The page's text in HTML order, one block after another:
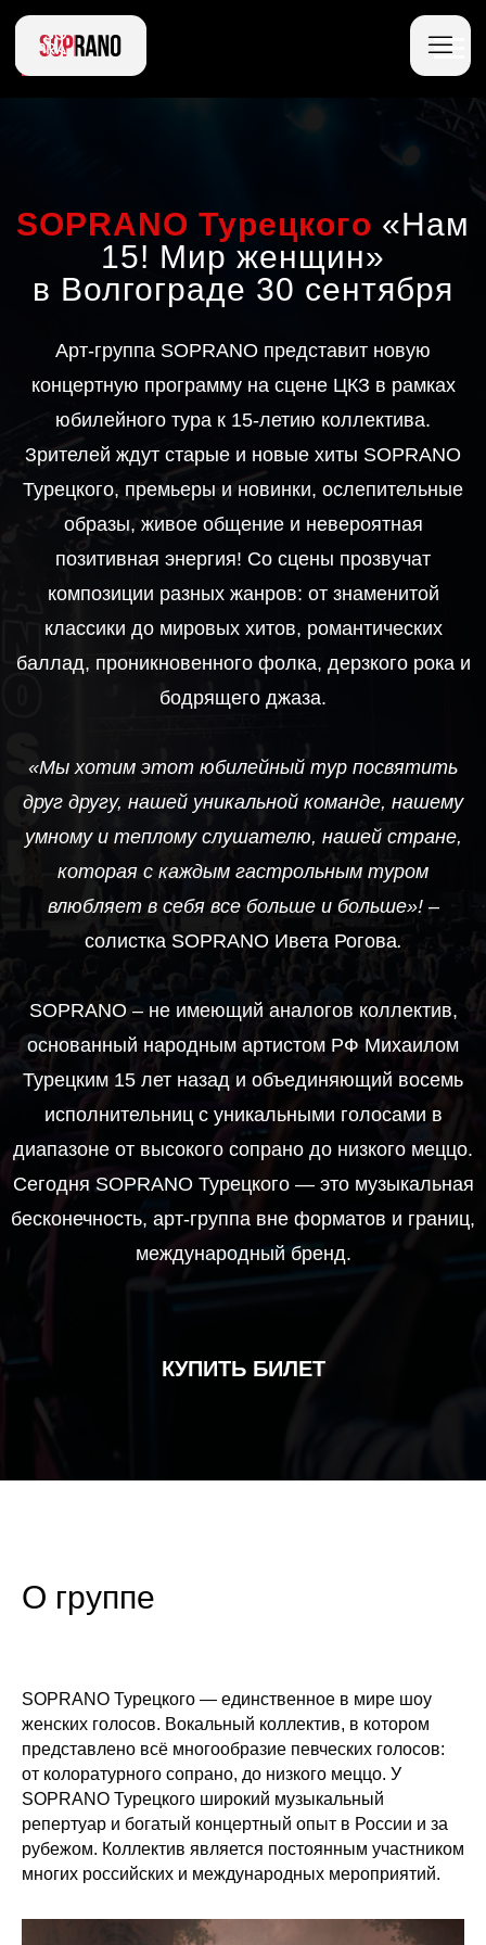
SOPRANO Турецкого «Нам
15! Мир женщин»
в Волгограде 30 сентября
Арт-группа SOPRANO представит новую
концертную программу на сцене ЦКЗ в рамках
юбилейного тура к 15-летию коллектива.
Зрителей ждут старые и новые хиты SOPRANO
Турецкого, премьеры и новинки, ослепительные
образы, живое общение и невероятная
позитивная энергия! Со сцены прозвучат
композиции разных жанров: от знаменитой
классики до мировых хитов, романтических
баллад, проникновенного фолка, дерзкого рока и
бодрящего джаза.
«Мы хотим этот юбилейный тур посвятить
друг другу, нашей уникальной команде, нашему
умному и теплому слушателю, нашей стране,
которая с каждым гастрольным туром
влюбляет в себя все больше и больше»! –
солистка SOPRANO Ивета Рогова.
SOPRANO – не имеющий аналогов коллектив,
основанный народным артистом РФ Михаилом
Турецким 15 лет назад и объединяющий восемь
исполнительниц с уникальными голосами в
диапазоне от высокого сопрано до низкого меццо.
Сегодня SOPRANO Турецкого — это музыкальная
бесконечность, арт-группа вне форматов и границ,
международный бренд.
КУПИТЬ БИЛЕТ
О группе
SOPRANO Турецкого — единственное в мире шоу
женских голосов. Вокальный коллектив, в котором
представлено всё многообразие певческих голосов:
от колоратурного сопрано, до низкого меццо. У
SOPRANO Турецкого широкий музыкальный
репертуар и богатый концертный опыт в России и за
рубежом. Коллектив является постоянным участником
многих российских и международных мероприятий.